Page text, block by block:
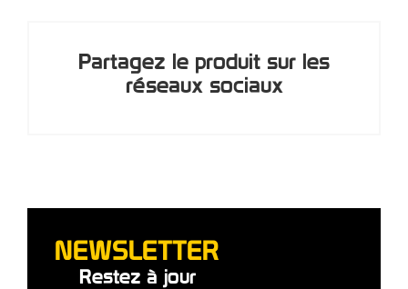
Partagez le produit sur les
réseaux sociaux
NEWSLETTER
Restez à jour